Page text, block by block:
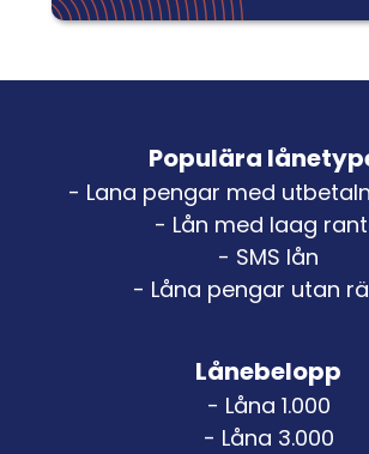
Populära
- Lana pengar med
- Lån med laag
- SMS lån
- Låna pengar utan
Lånebelopp
- Låna 1.000
- Låna 3.000